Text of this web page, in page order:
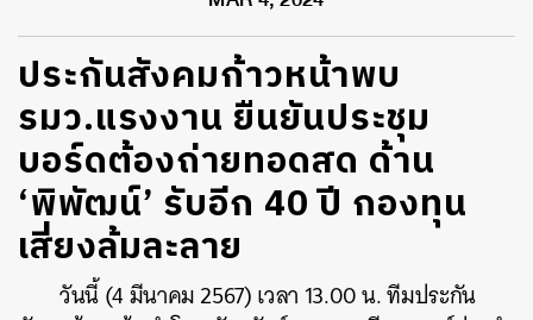
MAR 4, 2024
ประกันสังคมก้าวหน้าพบ
รมว.แรงงาน ยืนยันประชุม
บอร์ดต้องถ่ายทอดสด ด้าน
‘พิพัฒน์’ รับอีก 40 ปี กองทุน
เสี่ยงล้มละลาย
วันนี้ (4 มีนาคม 2567) เวลา 13.00 น. ทีมประกัน